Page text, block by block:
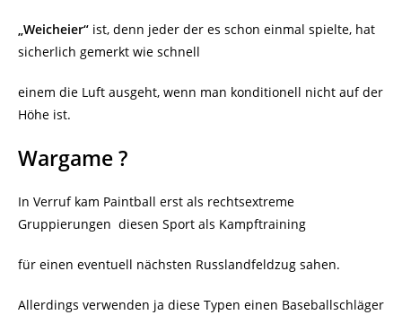
„Weicheier“ ist, denn jeder der es schon einmal spielte, hat
sicherlich gemerkt wie schnell
einem die Luft ausgeht, wenn man konditionell nicht auf der
Höhe ist.
Wargame ?
In Verruf kam Paintball erst als rechtsextreme
Gruppierungen diesen Sport als Kampftraining
für einen eventuell nächsten Russlandfeldzug sahen.
Allerdings verwenden ja diese Typen einen Baseballschläger